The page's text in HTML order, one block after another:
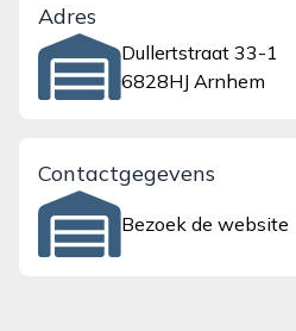
Adres
Dullertstraat 33-1
6828HJ Arnhem
Contactgegevens
Bezoek de website